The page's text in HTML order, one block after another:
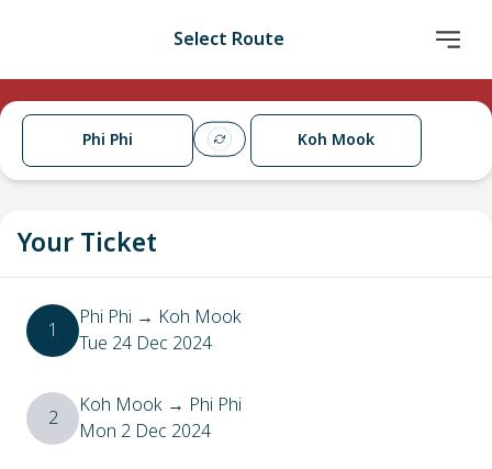
Select Route
Phi Phi Koh Mook
Your Ticket
1 Phi Phi → Koh Mook
Tue 24 Dec 2024
2 Koh Mook → Phi Phi
Mon 2 Dec 2024